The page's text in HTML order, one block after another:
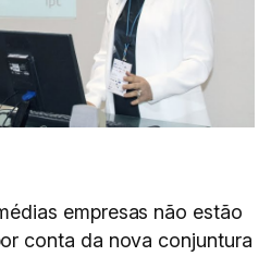
empresas não estão
conta da nova conjuntura